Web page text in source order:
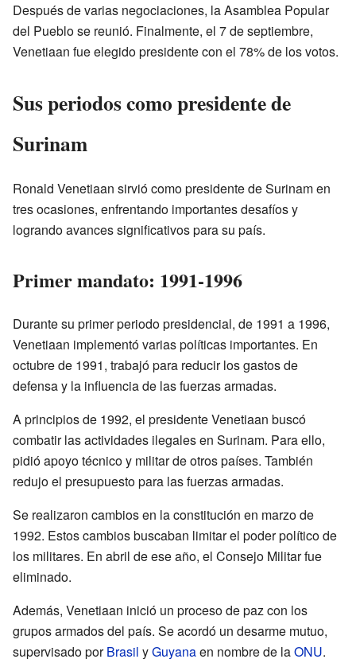
Después de varias negociaciones, la Asamblea Popular
del Pueblo se reunió. Finalmente, el 7 de septiembre,
Venetiaan fue elegido presidente con el 78% de los votos.
Sus periodos como presidente de
Surinam
Ronald Venetiaan sirvió como presidente de Surinam en
tres ocasiones, enfrentando importantes desafíos y
logrando avances significativos para su país.
Primer mandato: 1991-1996
Durante su primer periodo presidencial, de 1991 a 1996,
Venetiaan implementó varias políticas importantes. En
octubre de 1991, trabajó para reducir los gastos de
defensa y la influencia de las fuerzas armadas.
A principios de 1992, el presidente Venetiaan buscó
combatir las actividades ilegales en Surinam. Para ello,
pidió apoyo técnico y militar de otros países. También
redujo el presupuesto para las fuerzas armadas.
Se realizaron cambios en la constitución en marzo de
1992. Estos cambios buscaban limitar el poder político de
los militares. En abril de ese año, el Consejo Militar fue
eliminado.
Además, Venetiaan inició un proceso de paz con los
grupos armados del país. Se acordó un desarme mutuo,
supervisado porBrasil yGuyanaen nombre de laONU.